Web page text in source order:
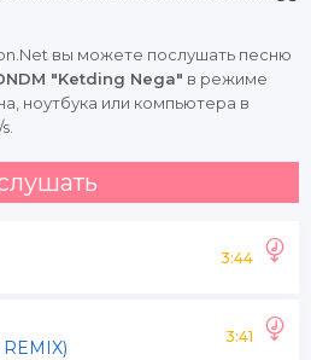
вы можете послушать песню
"Ketding Nega" в режиме
ноутбука или компьютера в
3:44
3:41